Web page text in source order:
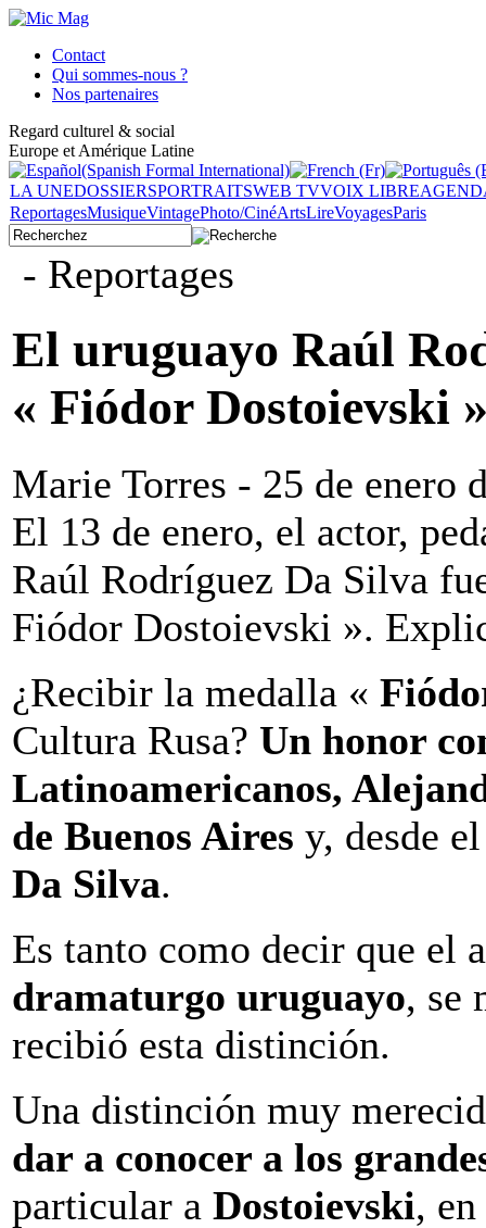
Contact
Qui sommes-nous ?
Nos partenaires
Regard culturel & social
Europe et Amérique Latine
LA UNEDOSSIERSPORTRAITSWEB TVVOIX LIBRE
ReportagesMusiqueVintagePhoto/CinéArtsLireVoyagesParis
- Reportages
El uruguayo Raúl
« Fiódor Dostoievski
Marie Torres - 25 de enero
El 13 de enero, el actor,
Raúl Rodríguez Da Silva
Fiódor Dostoievski ».
¿Recibir la medalla «
Cultura Rusa? Un honor
Latinoamericanos,
de Buenos Aires y, desde
Da Silva.
Es tanto como decir que el
dramaturgo uruguayo, se
recibió esta distinción.
Una distinción muy
dar a conocer a los
particular a Dostoievski, en